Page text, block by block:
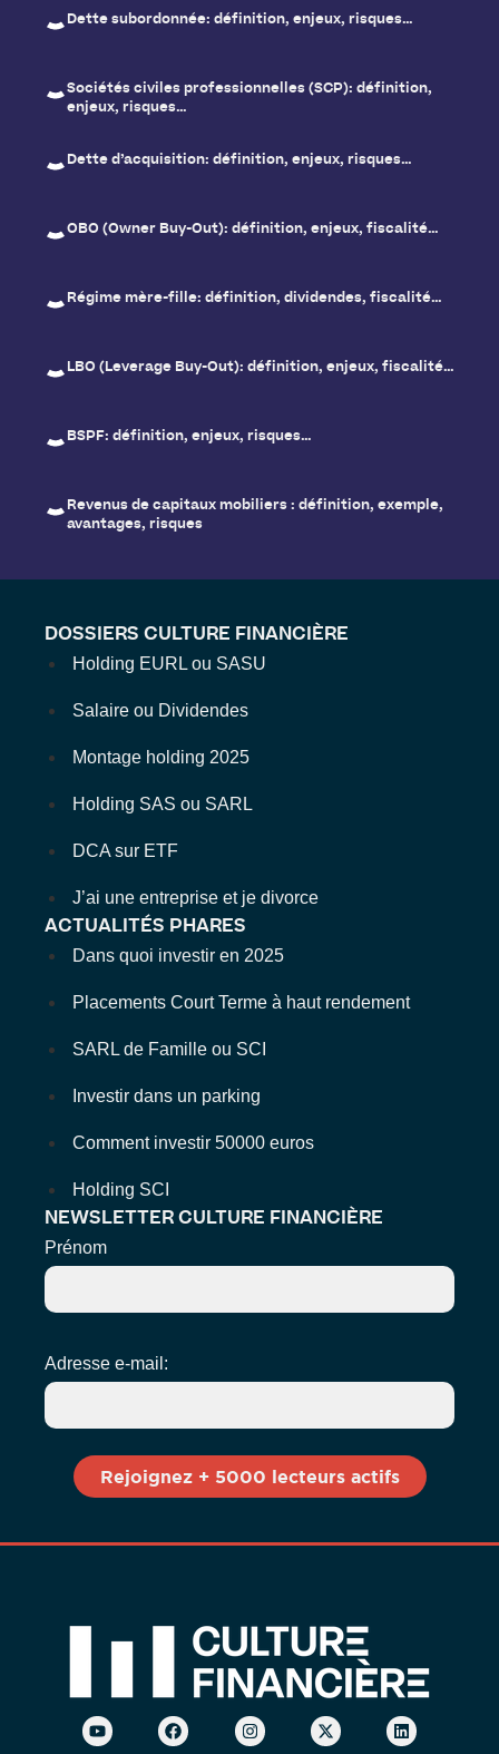
Dette subordonnée: définition, enjeux, risques…
Sociétés civiles professionnelles (SCP): définition,
enjeux, risques…
Dette d’acquisition: définition, enjeux, risques…
OBO (Owner Buy-Out): définition, enjeux, fiscalité…
Régime mère-fille: définition, dividendes, fiscalité…
LBO (Leverage Buy-Out): définition, enjeux, fiscalité…
BSPF: définition, enjeux, risques…
Revenus de capitaux mobiliers : définition, exemple,
avantages, risques
DOSSIERS CULTURE FINANCIÈRE
Holding EURL ou SASU
Salaire ou Dividendes
Montage holding 2025
Holding SAS ou SARL
DCA sur ETF
J’ai une entreprise et je divorce
ACTUALITÉS PHARES
Dans quoi investir en 2025
Placements Court Terme à haut rendement
SARL de Famille ou SCI
Investir dans un parking
Comment investir 50000 euros
Holding SCI
NEWSLETTER CULTURE FINANCIÈRE
Prénom
Adresse e-mail: